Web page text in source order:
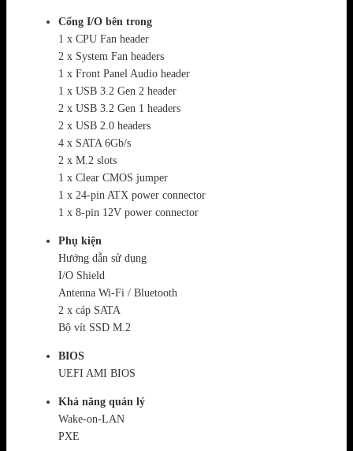
Cổng I/O bên trong
1 x CPU Fan header
2 x System Fan headers
1 x Front Panel Audio header
1 x USB 3.2 Gen 2 header
2 x USB 3.2 Gen 1 headers
2 x USB 2.0 headers
4 x SATA 6Gb/s
2 x M.2 slots
1 x Clear CMOS jumper
1 x 24-pin ATX power connector
1 x 8-pin 12V power connector
Phụ kiện
Hướng dẫn sử dụng
I/O Shield
Antenna Wi-Fi / Bluetooth
2 x cáp SATA
Bộ vít SSD M.2
BIOS
UEFI AMI BIOS
Khả năng quản lý
Wake-on-LAN
PXE